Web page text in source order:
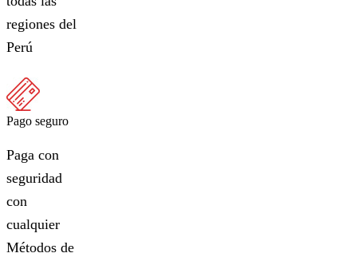
regiones del
Perú
Pago seguro
Paga con
seguridad
con
cualquier
Métodos de